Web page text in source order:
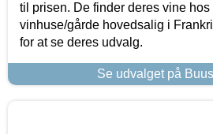
til prisen. De finder deres vine hos
vinhuse/gårde hovedsalig i
for at se deres udvalg.
Se udvalget på